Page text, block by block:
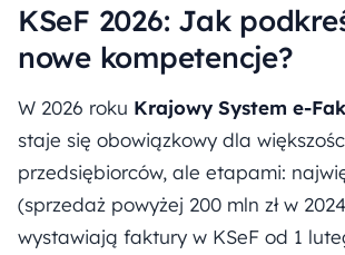
KSeF 2026: Jak
nowe kompetencje?
W 2026 roku Krajowy System e-
staje się obowiązkowy dla
przedsiębiorców, ale etapami:
(sprzedaż powyżej 200 mln zł w
wystawiają faktury w KSeF od 1